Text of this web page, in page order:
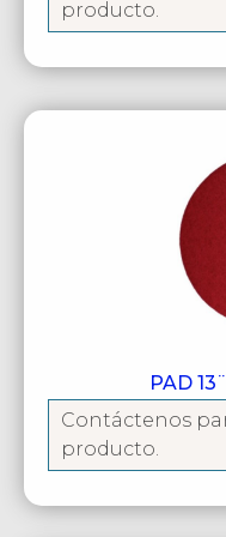
producto.
PAD
Contáctenos
producto.